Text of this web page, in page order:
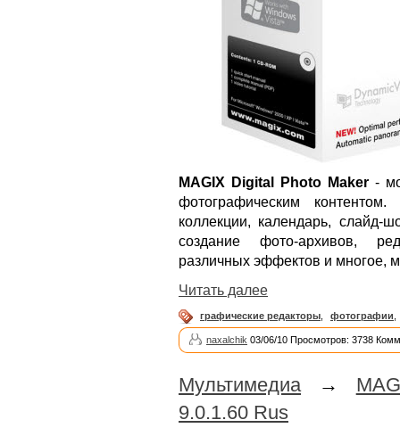
MAGIX Digital Photo Maker -
фотографическим
коллекции, календарь, слайд-
создание фото-архивов,
различных эффектов и многое,
Читать далее
графические редакторы фотографии
naxalchik 03/06/10 Просмотров: 3738
Мультимедиа →
9.0.1.60 Rus